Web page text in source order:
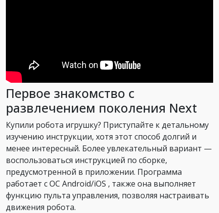
Первое знакомство с
развлечением поколения Next
Купили робота игрушку? Приступайте к детальному
изучению инструкции, хотя этот способ долгий и
менее интересный. Более увлекательный вариант —
воспользоваться инструкцией по сборке,
предусмотренной в приложении. Программа
работает с ОС Android/iOS , также она выполняет
функцию пульта управления, позволяя настраивать
движения робота.